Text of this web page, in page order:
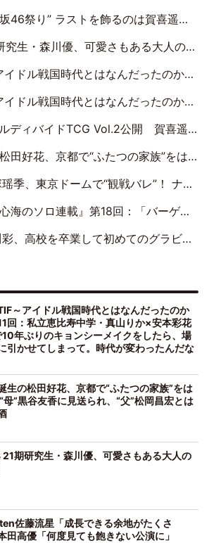
飾るのは賀喜遥香…5年ぶりの登場に「5年分大人になった私を見ていただけたら」
生・森川優、可愛さもある大人の女性に
11回：私立恵比寿中学・真山りか×安本彩花「TIFで10年ぶりのキョンシーメイクをしたら、場を完全に引かせてしまって。時代が変わったんだなって」
』第10回：さくら学院・武藤彩未×飯田らうら「正直、中3で辞めるというのを信じてなくて。そう言われてはいたけど、嘘でしょって」
TCG Vol.2公開 賀喜遥香＆田村真佑が『京まふ』ステージに登壇
ふたつの家族”をはしご！ “母”黒谷友香に見送られ、“父”松岡昌宏とはハシゴ酒
レ”！ ナイツ・塙も認めた「巨人に詳しすぎるアイドル」は元VENUSスクール生で杉内コーチ推し⁉
載』第18回：「バーゲンセールハンターみうな inしまむら」編
業して初めてのグラビア「大人になった感じがしました(笑)」
～アイドル戦国時代とはなんだったのか
回：私立恵比寿中学・真山りか×安本彩花
10年ぶりのキョンシーメイクをしたら、場
引かせてしまって。時代が変わったんだな
生の松田好花、京都で“ふたつの家族”をは
母”黒谷友香に見送られ、“父”松岡昌宏とは
期研究生・森川優、可愛さもある大人の
佐藤流星「成長できる余地がたくさ
田高優「何度見ても飽きない公演に」